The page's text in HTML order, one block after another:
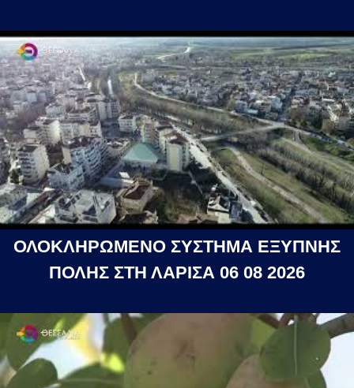
ΟΛΟΚΛΗΡΩΜΕΝΟ ΣΥΣΤΗΜΑ ΕΞΥΠΝΗΣ
ΠΟΛΗΣ ΣΤΗ ΛΑΡΙΣΑ 06 08 2026